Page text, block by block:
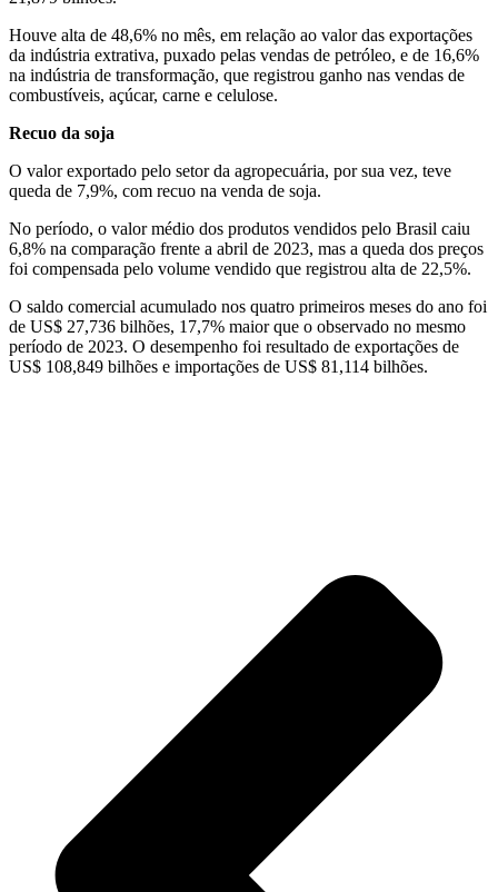
Houve alta de 48,6% no mês, em relação ao valor das exportações
da indústria extrativa, puxado pelas vendas de petróleo, e de 16,6%
na indústria de transformação, que registrou ganho nas vendas de
combustíveis, açúcar, carne e celulose.
Recuo da soja
O valor exportado pelo setor da agropecuária, por sua vez, teve
queda de 7,9%, com recuo na venda de soja.
No período, o valor médio dos produtos vendidos pelo Brasil caiu
6,8% na comparação frente a abril de 2023, mas a queda dos preços
foi compensada pelo volume vendido que registrou alta de 22,5%.
O saldo comercial acumulado nos quatro primeiros meses do ano foi
de US$ 27,736 bilhões, 17,7% maior que o observado no mesmo
período de 2023. O desempenho foi resultado de exportações de
US$ 108,849 bilhões e importações de US$ 81,114 bilhões.